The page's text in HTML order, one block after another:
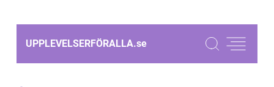
UPPLEVELSERFÖRALLA.se